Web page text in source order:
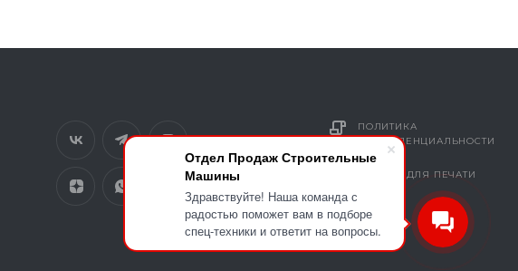
Отдел Продаж Строительные
Машины
Здравствуйте! Наша команда с
радостью поможет вам в подборе
спец-техники и ответит на вопросы.
ПОЛИТИКА
КОНФИДЕНЦИАЛЬНОСТИ
ВЕРСИЯ ДЛЯ ПЕЧАТИ